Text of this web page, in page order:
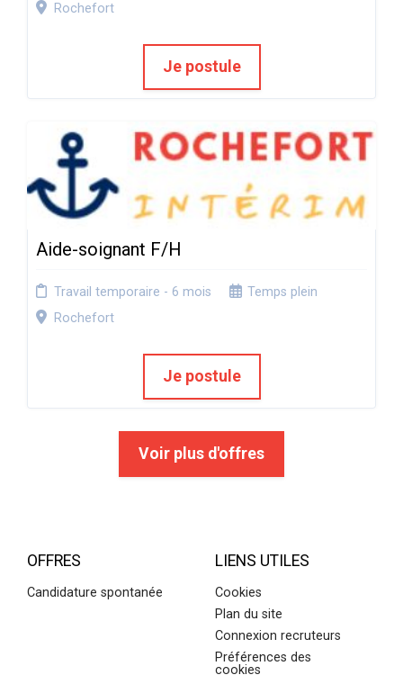
Rochefort
Je postule
Aide-soignant F/H
Travail temporaire - 6 mois
Temps plein
Rochefort
Je postule
Voir plus d'offres
OFFRES
Candidature spontanée
LIENS UTILES
Cookies
Plan du site
Connexion recruteurs
Préférences des
cookies